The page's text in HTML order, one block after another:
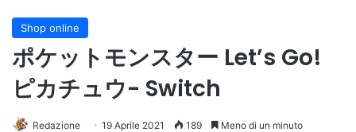
Shop online
ポケットモンスター Let’s Go!
ピカチュウ- Switch
Redazione 19 Aprile 2021 189 Meno di un minuto